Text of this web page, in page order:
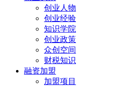
创业人物
创业经验
知识学院
创业政策
众创空间
财税知识
融资加盟
加盟项目